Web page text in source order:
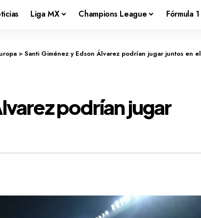
Liga MX Champions League Fórmula 1
> Santi Giménez y Edson Álvarez podrían jugar juntos en el
podrían jugar